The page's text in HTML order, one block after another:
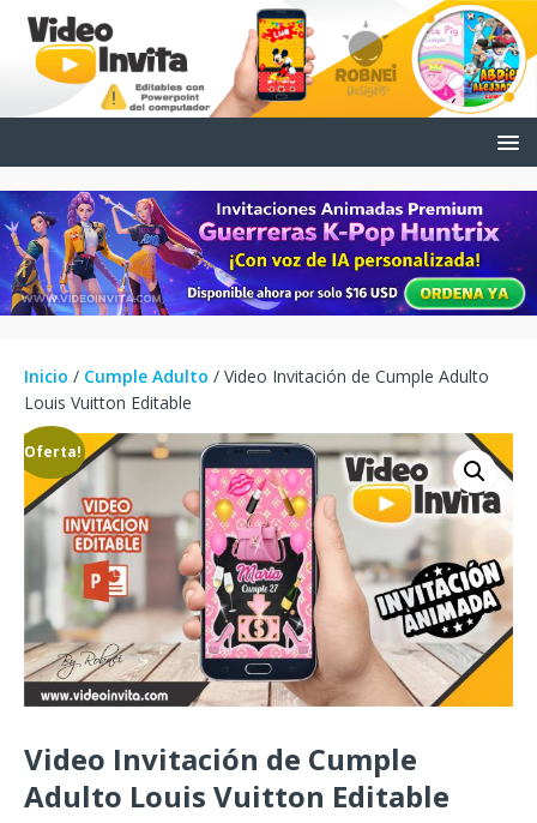
Inicio / Cumple Adulto / Video Invitación de Cumple Adulto
Louis Vuitton Editable
¡Oferta!
Video Invitación de Cumple
Adulto Louis Vuitton Editable